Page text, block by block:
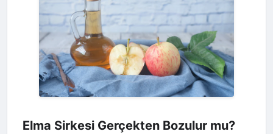
Elma Sirkesi Gerçekten Bozulur mu?